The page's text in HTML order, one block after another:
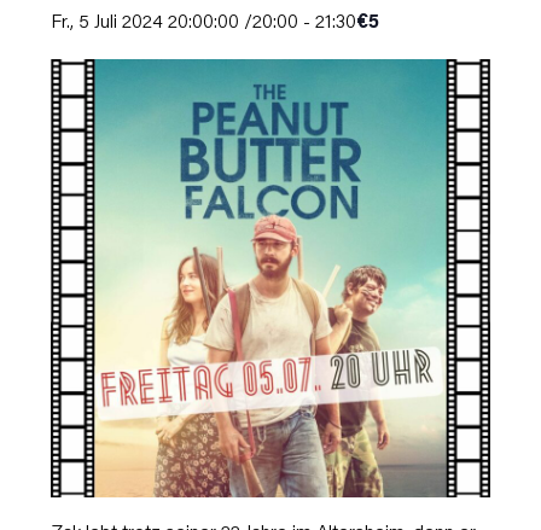
Fr., 5 Juli 2024 20:00:00 /20:00 -21:30€5